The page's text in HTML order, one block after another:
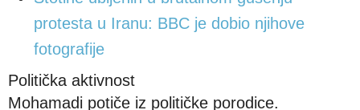
protesta u Iranu: BBC je dobio njihove
fotografije
Politička aktivnost
Mohamadi potiče iz političke porodice.